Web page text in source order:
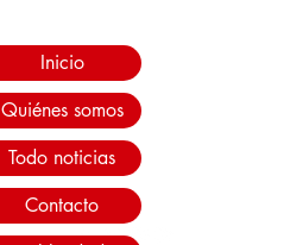
Inicio
Quiénes somos
Todo noticias
Contacto